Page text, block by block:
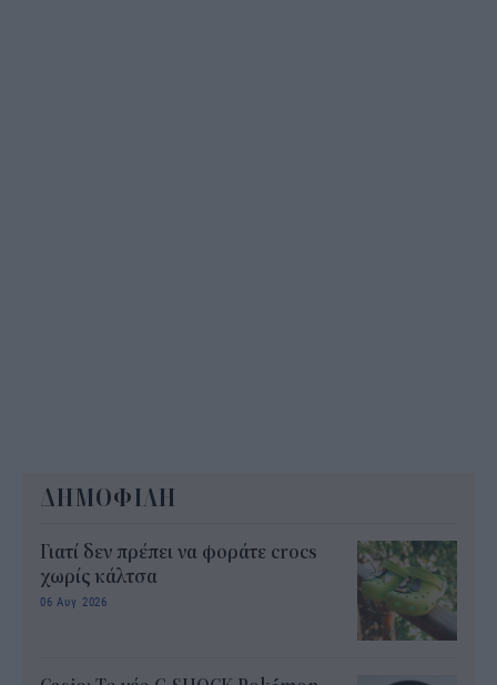
ΔΗΜΟΦΙΛΗ
Γιατί δεν πρέπει να φοράτε crocs
χωρίς κάλτσα
06 Αυγ 2026